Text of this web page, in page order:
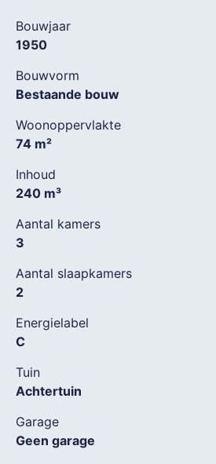
Bouwjaar
1950
Bouwvorm
Bestaande bouw
Woonoppervlakte
74 m²
Inhoud
240 m³
Aantal kamers
3
Aantal slaapkamers
2
Energielabel
C
Tuin
Achtertuin
Garage
Geen garage